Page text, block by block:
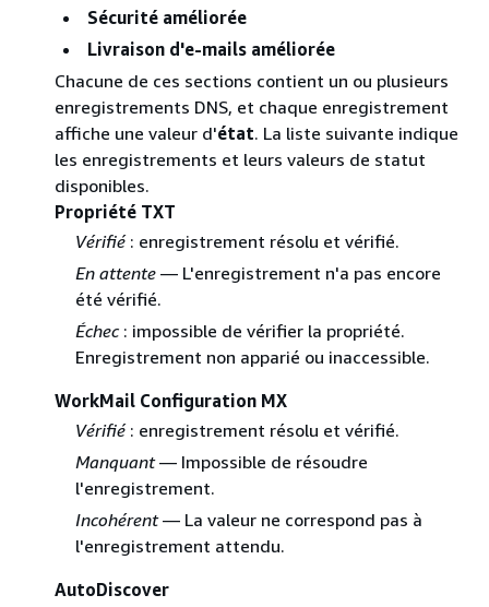
Sécurité améliorée
Livraison d'e-mails améliorée
Chacune de ces sections contient un ou plusieurs
enregistrements DNS, et chaque enregistrement
affiche une valeur d'état. La liste suivante indique
les enregistrements et leurs valeurs de statut
disponibles.
Propriété TXT
Vérifié: enregistrement résolu et vérifié.
En attente— L'enregistrement n'a pas encore
été vérifié.
Échec: impossible de vérifier la propriété.
Enregistrement non apparié ou inaccessible.
WorkMail Configuration MX
Vérifié: enregistrement résolu et vérifié.
Manquant— Impossible de résoudre
l'enregistrement.
Incohérent— La valeur ne correspond pas à
l'enregistrement attendu.
AutoDiscover